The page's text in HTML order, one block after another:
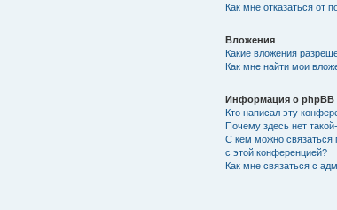
Как мне отказаться от
Вложения
Какие вложения
Как мне найти мои
Информация о phpBB
Кто написал эту
Почему здесь нет
С кем можно связаться
с этой конференцией?
Как мне связаться с